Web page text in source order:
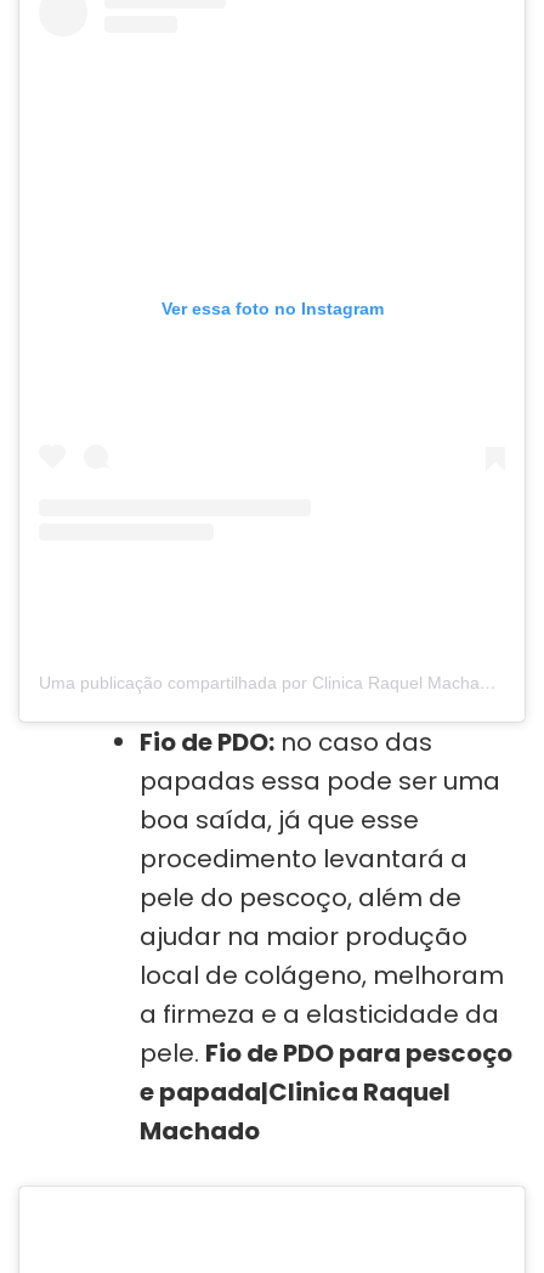
Ver essa foto no Instagram
Uma publicação compartilhada por Clinica Raquel Machado (@clinicaraquelmachado)
Fio de PDO: no caso das
papadas essa pode ser uma
boa saída, já que esse
procedimento levantará a
pele do pescoço, além de
ajudar na maior produção
local de colágeno, melhoram
a firmeza e a elasticidade da
pele. Fio de PDO para pescoço
e papada|Clinica Raquel
Machado